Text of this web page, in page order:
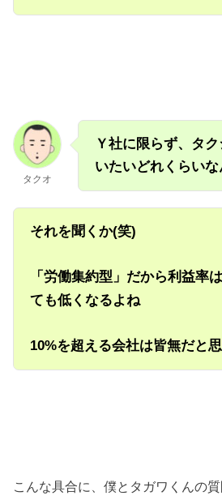
タクオ
Ｙ社に限らず、タ
いたいどれくらいな
それを聞くか(笑)
「労働集約型」だから利益率
ても低くなるよね
10%を超える会社は皆無だと
こんな具合に、僕とタガワくんの